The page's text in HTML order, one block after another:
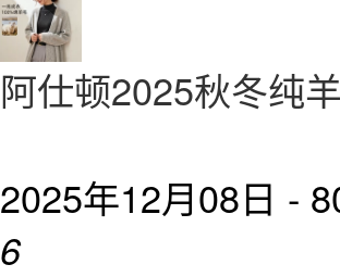
阿仕顿2025秋冬纯
2025年12月08日 -
6